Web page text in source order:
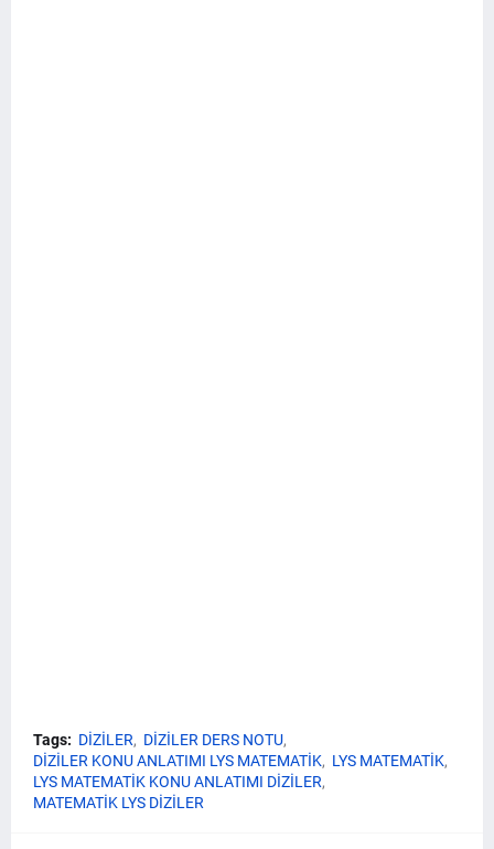
Tags: DİZİLER
DİZİLER DERS NOTU
DİZİLER KONU ANLATIMI LYS MATEMATİK
LYS MATEMATİK
LYS MATEMATİK KONU ANLATIMI DİZİLER
MATEMATİK LYS DİZİLER